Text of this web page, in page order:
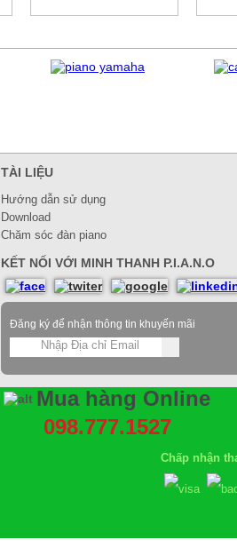
TÀI LIỆU
Hướng dẫn sử dụng
Download
Chăm sóc đàn piano
KẾT NỐI VỚI MINH THANH P.I.A.N.O
Đăng ký để nhận thông tin khuyến mãi
Mua hàng Online
098.777.1527
Chấp nhận